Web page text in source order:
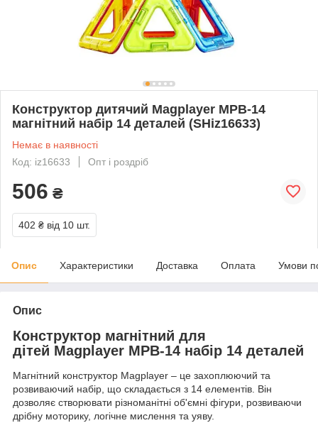
Конструктор дитячий Magplayer MPB-14
магнітний набір 14 деталей (SHiz16633)
Немає в наявності
Код: iz16633
Опт і роздріб
506 ₴
402 ₴ від 10 шт.
Опис Характеристики Доставка Оплата Умови
Опис
Конструктор магнітний для
дітей Magplayer MPB-14 набір 14 деталей
Магнітний конструктор Magplayer – це захоплюючий та
розвиваючий набір, що складається з 14 елементів. Він
дозволяє створювати різноманітні об'ємні фігури, розвиваючи
дрібну моторику, логічне мислення та уяву.